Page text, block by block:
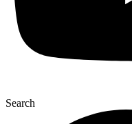
Search